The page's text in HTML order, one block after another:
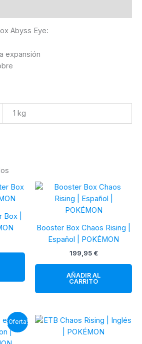
Abyss Eye:
expansión
1 kg
|
Booster Box Chaos Rising |
Español | POKÉMON
199,95 €
AÑADIR AL
CARRITO
¡Oferta!